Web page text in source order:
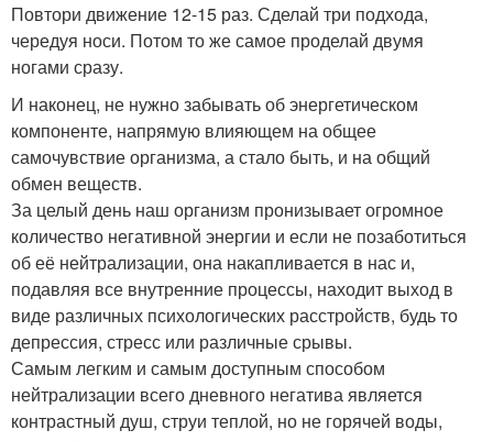
Повтори движение 12-15 раз. Сделай три подхода,
чередуя носи. Потом то же самое проделай двумя
ногами сразу.
И наконец, не нужно забывать об энергетическом
компоненте, напрямую влияющем на общее
самочувствие организма, а стало быть, и на общий
обмен веществ.
За целый день наш организм пронизывает огромное
количество негативной энергии и если не позаботиться
об её нейтрализации, она накапливается в нас и,
подавляя все внутренние процессы, находит выход в
виде различных психологических расстройств, будь то
депрессия, стресс или различные срывы.
Самым легким и самым доступным способом
нейтрализации всего дневного негатива является
контрастный душ, струи теплой, но не горячей воды,